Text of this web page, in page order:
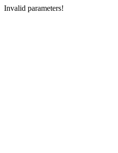
Invalid parameters!